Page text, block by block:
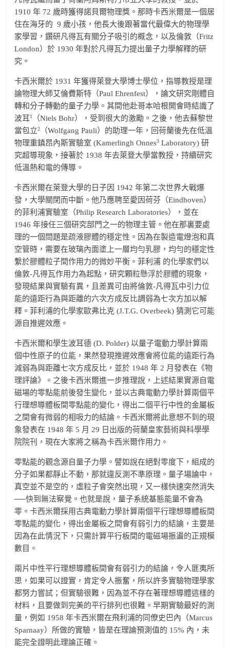
1910 年 72 歲時獲得諾貝爾物理獎。那時卡西米爾是一個居
住在海牙的 9 歲小孩，他長大後跟著當代最偉大的物理學
家學習，鑽研凡得瓦有關分子吸引的概念，以及倫敦（Fritz
London）於 1930 年對於凡得瓦力提出量子力學解釋的研
究。
卡西米爾於 1931 年獲得萊登大學博士學位，指導教授是理
論物理大師艾倫費斯特（Paul Ehrenfest），論文研究剛體自
轉和分子轉動的量子力學。其間他赴哥本哈根開會時結識了
波耳 1
（Niels Bohr），受到很大的激勵。之後，他去蘇黎世
當包立2
（Wolfgang Pauli）的助理一年，回荷蘭後先在低溫
物理重鎮昂內斯實驗室 (Kamerlingh Onnes3 Laboratory) 研
究超導現象，接著於 1938 年去萊登大學當教授，持續研究
低溫熱和電的傳導。
卡西米爾在萊登大學的日子因 1942 年第二次世界大戰爆
發，大學關閉而中斷。他乃應聘至愛因荷芬（Eindhoven）
的菲利浦實驗室（Philip Research Laboratories），並在
1946 年接任三個研究部門之一的物理主管。他在那裏要處
理的一個問題是疏液膠體的穩定性。因為在製造電燈泡和真
空管時，需要在玻璃內面塗上一層均勻乳膠，均勻的穩定性
繫於膠體粒子間作用力的微妙平衡。菲利浦 的化學家們以
倫敦-凡得瓦作用力為起點，研究顆粒懸浮於膠體的現象，
發現結果與實驗有異，且差異可由將倫敦-凡得瓦中引力位
能的遠距行為與距離的六次方成反比調弱為七次方加以解
釋。菲利浦的化學家歐弗比克 (J.T.G. Overbeek) 猜測它可能
源自推遲效應。
卡西米爾和學生波耳德 (D. Polder) 以量子電動力學計算兩
個中性原子的位能，果然發現推遲效應會將位能的遠距行為
減弱為與距離七次方成反比，並於 1948 年 2 月發表在《物
理評論》。之後卡西米爾進一步推理說，上述結果實源自電
磁場的零點能前後發生變化，並以古典電動力學計算兩個平
行理想導體板間零點能的變化，得出二個平行中性的金屬板
之間會有微弱的相吸力的結論。卡西米爾將此意想不到的現
象發表在 1948 年 5 月 29 日出版的荷蘭皇家藝術與科學學
院院刊，現在大家將之稱為卡西米爾作用力。
零點能的觀念源自量子力學。譬如說在絕對零度下，組成的
分子如果都靜止不動，那就違反測不準原理。量子場論中，
真空並不是空的，虛粒子會突然出現，又一樣快速突然消失
──快到無法察覺。也就是說，量子系統基態能量不會為
零。卡西米爾採用古典電動力學計算兩個平行理想導體板間
零點能的變化，得出金屬板之間會有弱引力的結論，主要是
因為在此情況下，只需計算平行板間的電磁場振盪的正規模
數目。
兩片中性平行理想導體板間會有弱引力的結論，令人匪夷所
思，如果可以證實，肯定令人振奮，所以許多實驗物理學家
都努力嘗試；但實驗很難，因為並不存在著理想導體這樣的
材料，且要做到完美的平行排列也很難。早期實驗最好的測
量，例如 1958 年卡西米爾在飛利浦的同僚史巴內（Marcus
Sparnaay）所做的實驗，皆是在理論預測值的 15% 內，未
能完全證明此理論正確。